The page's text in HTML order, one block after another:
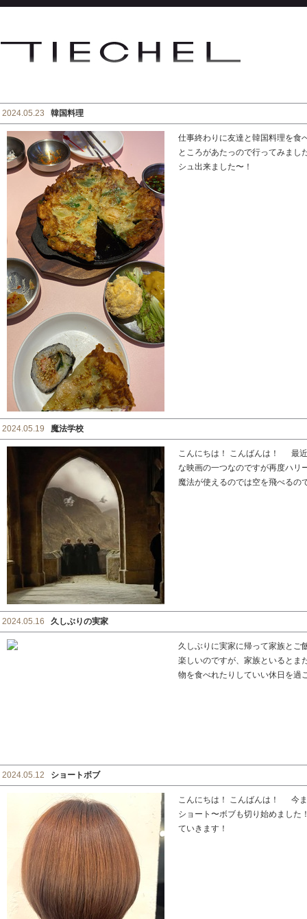
2024.05.23 韓国料理
仕事終わりに友達と韓国料理を食
ところがあたっので行ってみまし
シュ出来ました〜！
2024.05.19 魔法学校
こんにちは！ こんばんは！ 最近
な映画の一つなのですが再度ハリ
魔法が使えるのでは空を飛べるの
2024.05.16 久しぶりの実家
久しぶりに実家に帰って家族とご
楽しいのですが、家族といるとま
物を食べれたりしていい休日を過
2024.05.12 ショートボブ
こんにちは！ こんばんは！ 今ま
ショート〜ボブも切り始めました
ていきます！